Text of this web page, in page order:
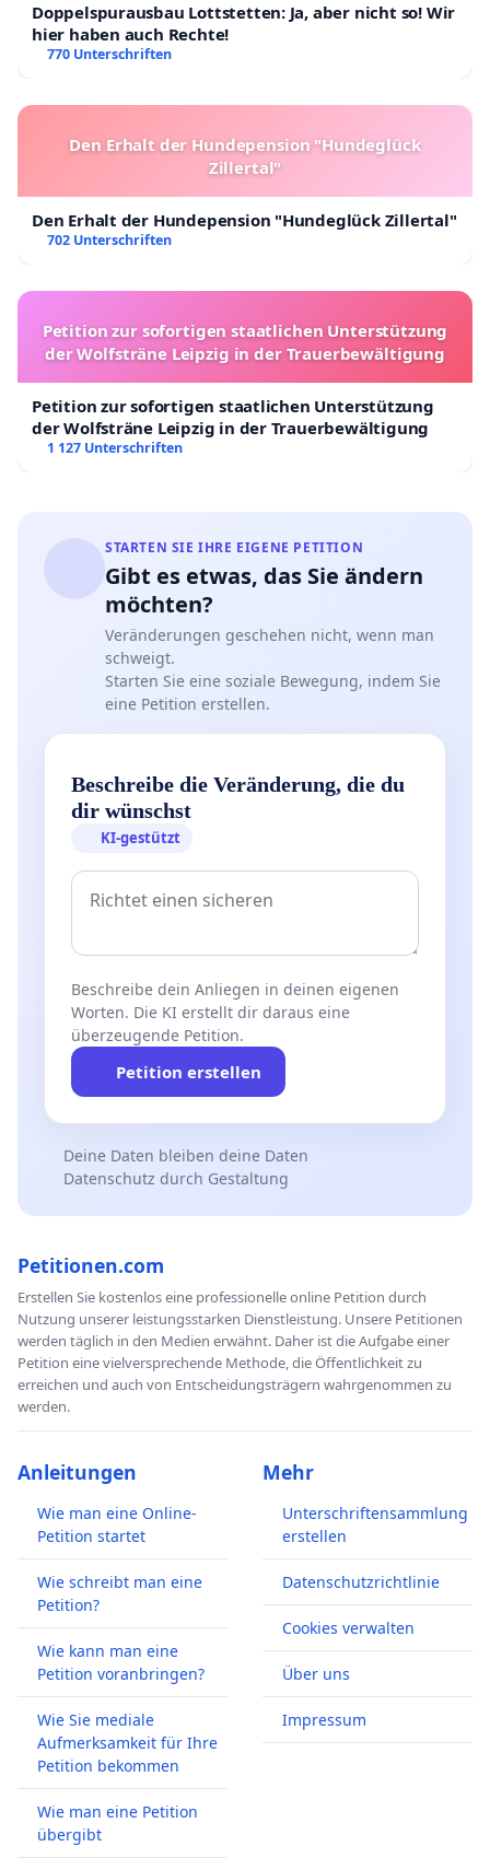
Doppelspurausbau Lottstetten: Ja, aber nicht so! Wir
hier haben auch Rechte!
770 Unterschriften
Den Erhalt der Hundepension "Hundeglück
Zillertal"
Den Erhalt der Hundepension "Hundeglück Zillertal"
702 Unterschriften
Petition zur sofortigen staatlichen Unterstützung
der Wolfsträne Leipzig in der Trauerbewältigung
Petition zur sofortigen staatlichen Unterstützung
der Wolfsträne Leipzig in der Trauerbewältigung
1 127 Unterschriften
STARTEN SIE IHRE EIGENE PETITION
Gibt es etwas, das Sie ändern
möchten?
Veränderungen geschehen nicht, wenn man
schweigt.
Starten Sie eine soziale Bewegung, indem Sie
eine Petition erstellen.
Beschreibe die Veränderung, die du
dir wünschst
KI-gestützt
Beschreibe dein Anliegen in deinen eigenen
Worten. Die KI erstellt dir daraus eine
überzeugende Petition.
Petition erstellen
Deine Daten bleiben deine Daten
Datenschutz durch Gestaltung
Petitionen.com
Erstellen Sie kostenlos eine professionelle online Petition durch
Nutzung unserer leistungsstarken Dienstleistung. Unsere Petitionen
werden täglich in den Medien erwähnt. Daher ist die Aufgabe einer
Petition eine vielversprechende Methode, die Öffentlichkeit zu
erreichen und auch von Entscheidungsträgern wahrgenommen zu
werden.
Anleitungen
Wie man eine Online-
Petition startet
Wie schreibt man eine
Petition?
Wie kann man eine
Petition voranbringen?
Wie Sie mediale
Aufmerksamkeit für Ihre
Petition bekommen
Wie man eine Petition
übergibt
Mehr
Unterschriftensammlung
erstellen
Datenschutzrichtlinie
Cookies verwalten
Über uns
Impressum